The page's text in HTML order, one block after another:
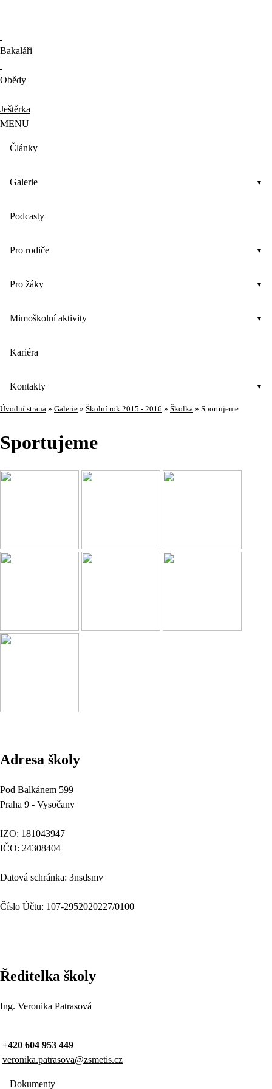
Bakaláři
Obědy
Ještěrka
MENU
Články
Galerie
Podcasty
Pro rodiče
Pro žáky
Mimoškolní aktivity
Kariéra
Kontakty
Úvodní strana » Galerie » Školní rok 2015 - 2016 » Školka » Sportujeme
Sportujeme
Adresa školy
Pod Balkánem 599
Praha 9 - Vysočany
IZO: 181043947
IČO: 24308404
Datová schránka: 3nsdsmv
Číslo Účtu: 107-2952020227/0100
Ředitelka školy
Ing. Veronika Patrasová
+420 604 953 449
veronika.patrasova@zsmetis.cz
Dokumenty